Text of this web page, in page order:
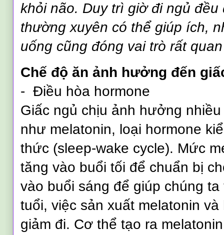
khỏi não. Duy trì giờ đi ngủ
thường xuyên có thể giúp ích,
uống cũng đóng vai trò rất
Chế độ ăn ảnh hưởng đến
- Điều hòa hormone
Giấc ngủ chịu ảnh hưởng
như melatonin, loại hormone
thức (sleep-wake cycle). Mức
tăng vào buổi tối để chuẩn bị
vào buổi sáng để giúp chúng
tuổi, việc sản xuất melatonin
giảm đi. Cơ thể tạo ra